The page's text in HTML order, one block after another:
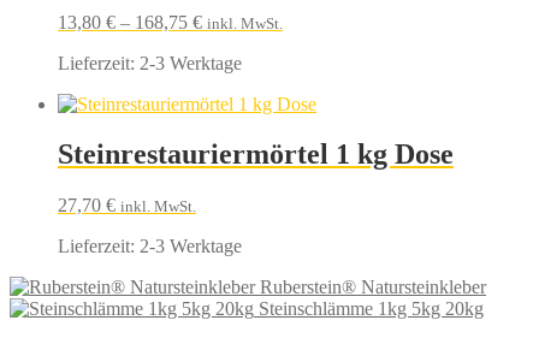
13,80 € – 168,75 € inkl. MwSt.
Lieferzeit: 2-3 Werktage
Steinrestauriermörtel 1 kg Dose
27,70 € inkl. MwSt.
Lieferzeit: 2-3 Werktage
Ruberstein® Natursteinkleber
Steinschlämme 1kg 5kg 20kg